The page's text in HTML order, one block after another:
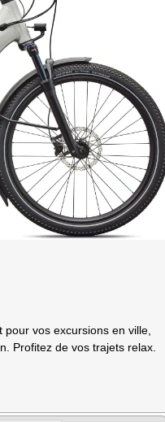
vos excursions en ville,
Profitez de vos trajets relax.